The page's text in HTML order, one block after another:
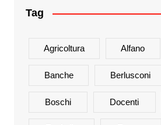
Tag
Agricoltura Alfano
Banche Berlusconi
Boschi Docenti